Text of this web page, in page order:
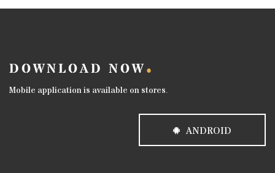
DOWNLOAD NOW
Mobile application is available on stores.
ANDROID